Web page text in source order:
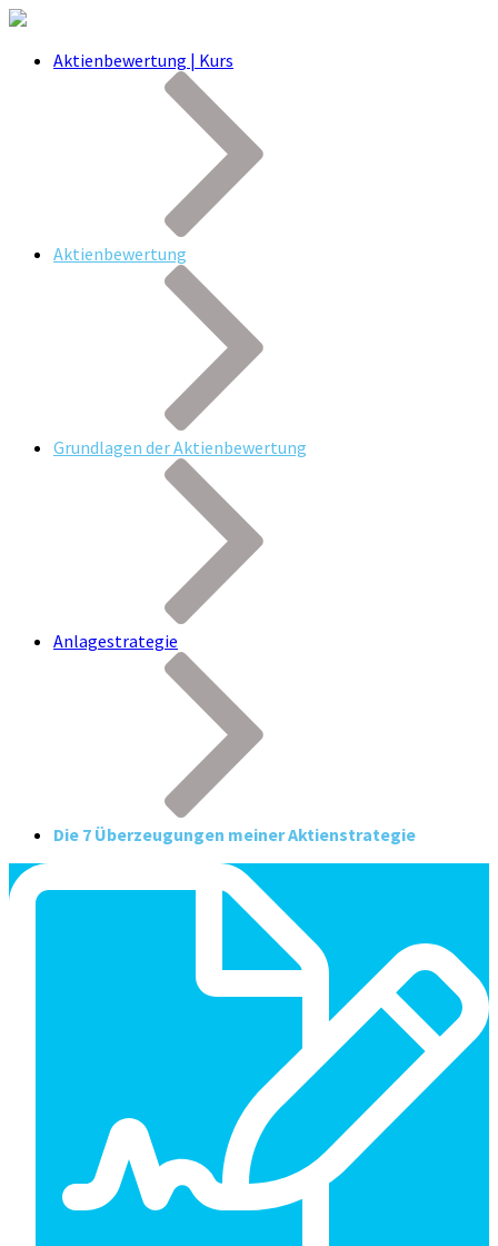
Aktienbewertung | Kurs
Aktienbewertung
Grundlagen der Aktienbewertung
Anlagestrategie
Die 7 Überzeugungen meiner Aktienstrategie